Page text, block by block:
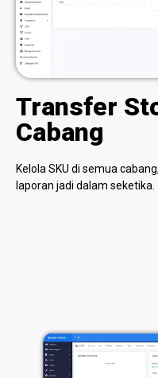
Transfer
Cabang
Kelola SKU di semua
laporan jadi dalam seketika.